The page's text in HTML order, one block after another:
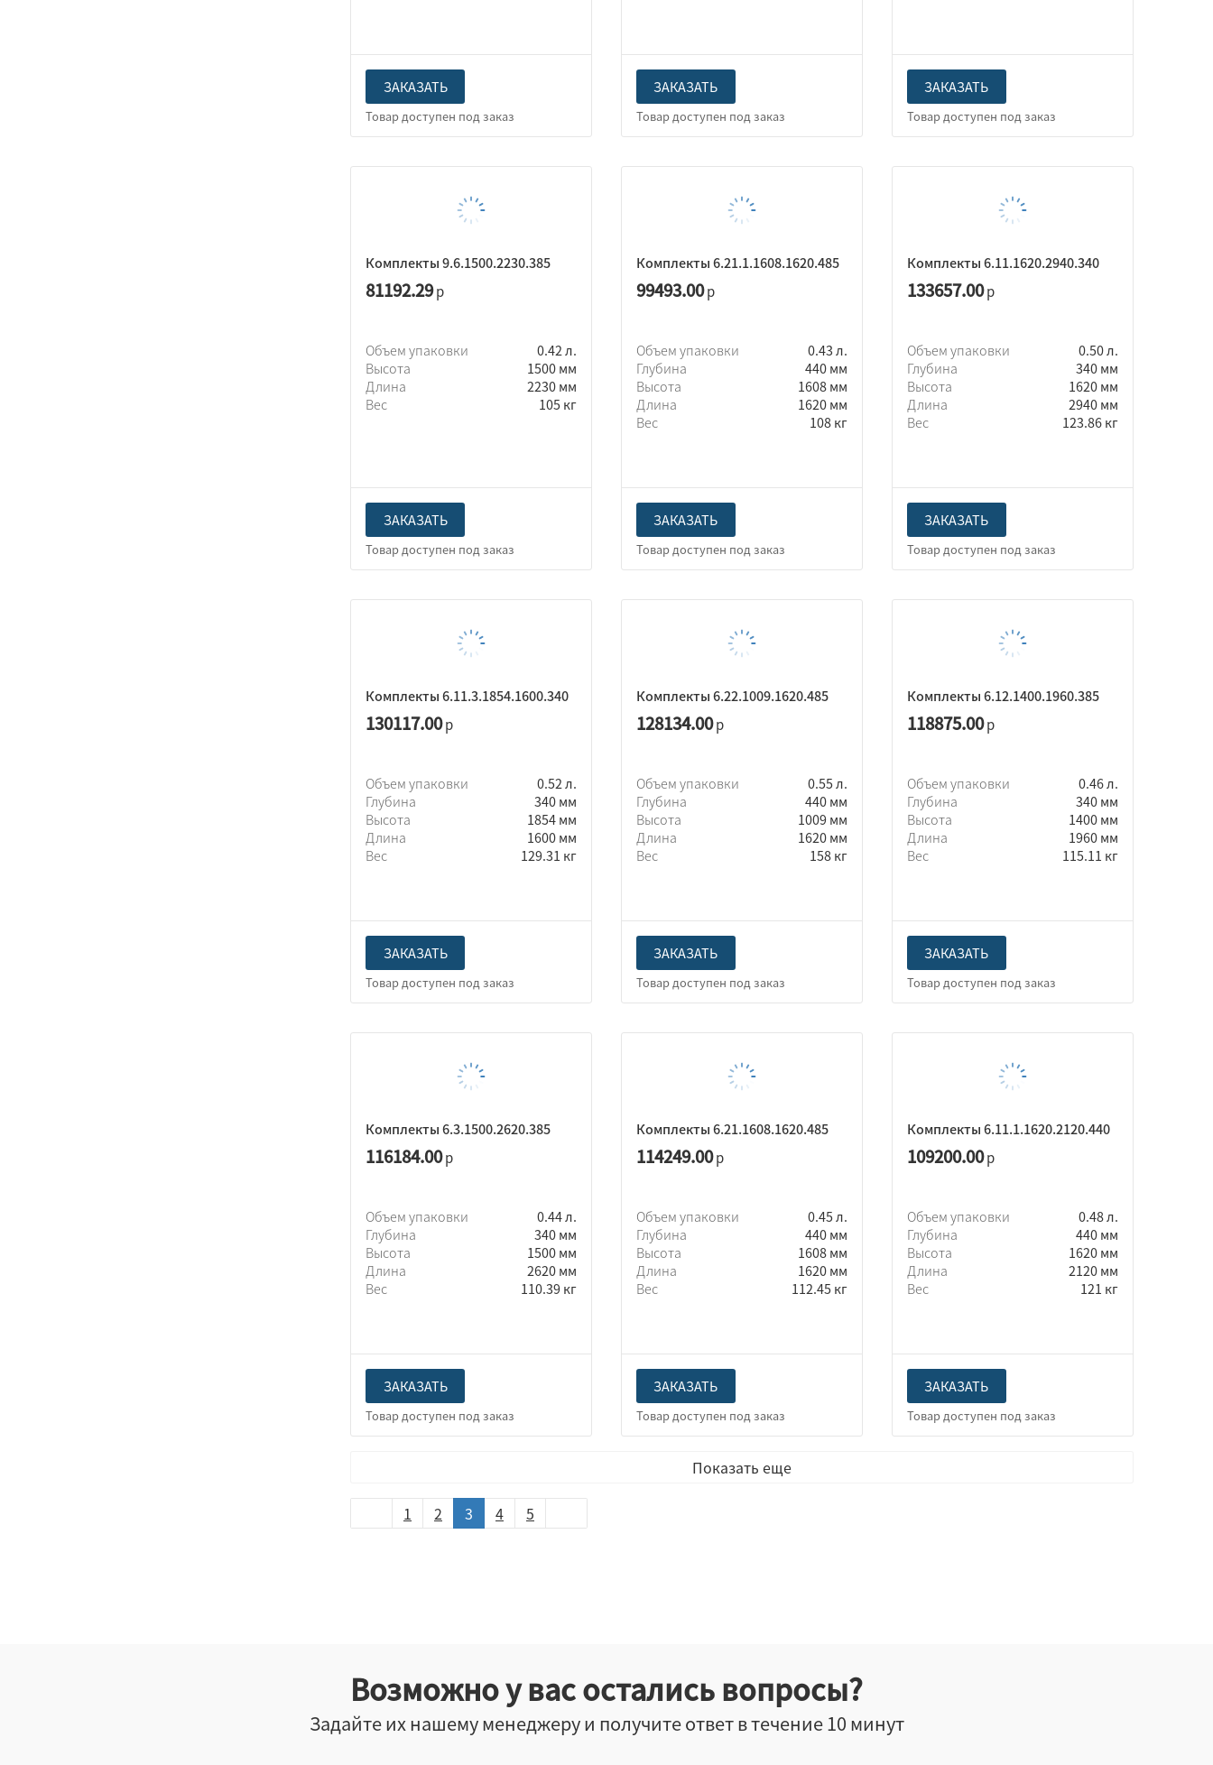
ЗАКАЗАТЬ ЗАКАЗАТЬ ЗАКАЗАТЬ
Комплекты 9.6.1500.2230.385
81192.29р
Объем упаковки
0.42 л.
Высота
1500 мм
Длина
2230 мм
Вес
105 кг
ЗАКАЗАТЬ
Комплекты 6.21.1.1608.1620.485
99493.00р
Объем упаковки
0.43 л.
Глубина
440 мм
Высота
1608 мм
Длина
1620 мм
Вес
108 кг
ЗАКАЗАТЬ
Комплекты 6.11.1620.2940.340
133657.00р
Объем упаковки
0.50 л.
Глубина
340 мм
Высота
1620 мм
Длина
2940 мм
Вес
123.86 кг
ЗАКАЗАТЬ
Комплекты 6.11.3.1854.1600.340
130117.00р
Объем упаковки
0.52 л.
Глубина
340 мм
Высота
1854 мм
Длина
1600 мм
Вес
129.31 кг
ЗАКАЗАТЬ
Комплекты 6.22.1009.1620.485
128134.00р
Объем упаковки
0.55 л.
Глубина
440 мм
Высота
1009 мм
Длина
1620 мм
Вес
158 кг
ЗАКАЗАТЬ
Комплекты 6.12.1400.1960.385
118875.00р
Объем упаковки
0.46 л.
Глубина
340 мм
Высота
1400 мм
Длина
1960 мм
Вес
115.11 кг
ЗАКАЗАТЬ
Комплекты 6.3.1500.2620.385
116184.00р
Объем упаковки
0.44 л.
Глубина
340 мм
Высота
1500 мм
Длина
2620 мм
Вес
110.39 кг
ЗАКАЗАТЬ
Комплекты 6.21.1608.1620.485
114249.00р
Объем упаковки
0.45 л.
Глубина
440 мм
Высота
1608 мм
Длина
1620 мм
Вес
112.45 кг
ЗАКАЗАТЬ
Комплекты 6.11.1.1620.2120.440
109200.00р
Объем упаковки
0.48 л.
Глубина
440 мм
Высота
1620 мм
Длина
2120 мм
Вес
121 кг
ЗАКАЗАТЬ
Показать еще
1 2 3 4 5
Возможно у вас остались вопросы?
Задайте их нашему менеджеру и получите ответ в течение 10 минут